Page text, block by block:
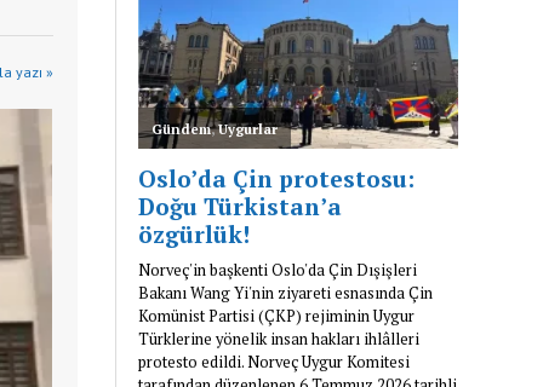
yazı »